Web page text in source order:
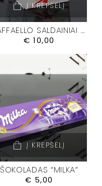
Į KREPŠELĮ
RAFFAELLO SALDAINIAI M
€ 10,00
Į KREPŠELĮ
ŠOKOLADAS “MILKA”
€ 5,00